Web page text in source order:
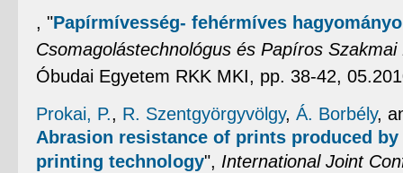
, "Papírmívesség- fehérmíves
Csomagolástechnológus és Papíros
Óbudai Egyetem RKK MKI, pp. 38-42,
Prokai, P., R. Szentgyörgyvölgy, Á. Borbély,
Abrasion resistance of prints produced
printing technology", International Joint